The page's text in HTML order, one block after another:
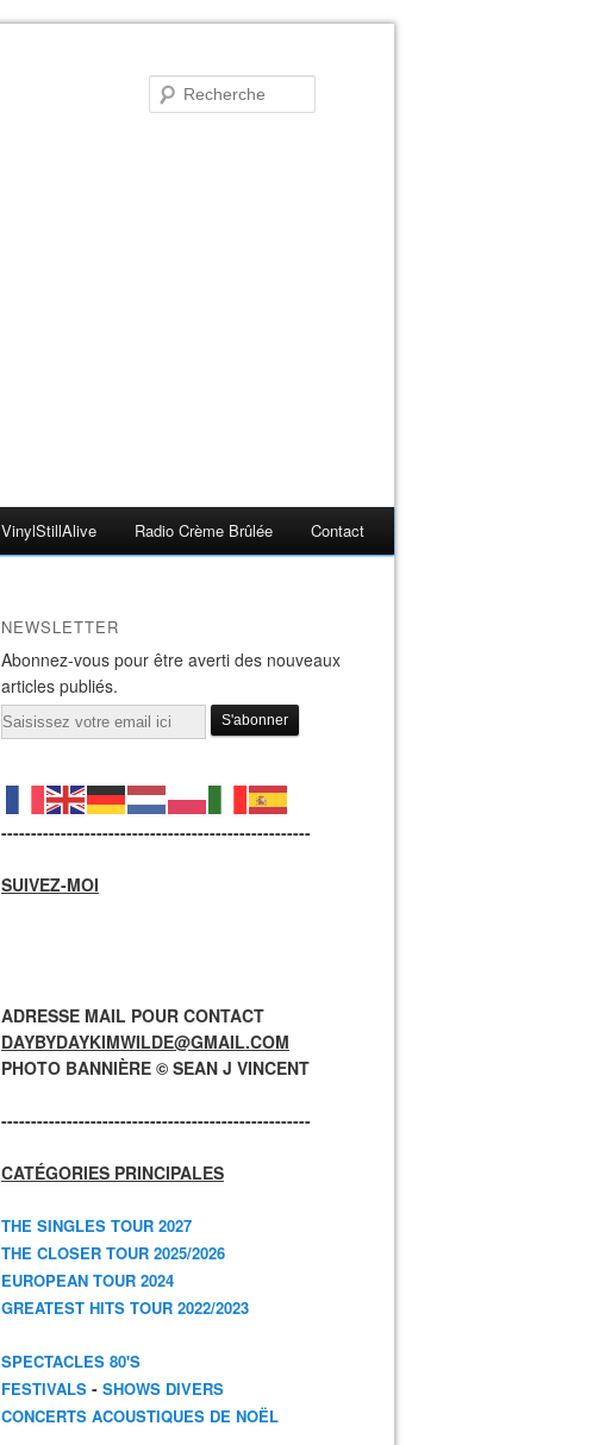
VinylStillAlive Radio Crème Brûlée Contact
NEWSLETTER
Abonnez-vous pour être averti des nouveaux
articles publiés.
Email
----------------------------------------------------
SUIVEZ-MOI
ADRESSE MAIL POUR CONTACT
DAYBYDAYKIMWILDE@GMAIL.COM
PHOTO BANNIÈRE © SEAN J VINCENT
----------------------------------------------------
CATÉGORIES PRINCIPALES
THE SINGLES TOUR 2027
THE CLOSER TOUR 2025/2026
EUROPEAN TOUR 2024
GREATEST HITS TOUR 2022/2023
SPECTACLES 80'S
FESTIVALS - SHOWS DIVERS
CONCERTS ACOUSTIQUES DE NOËL